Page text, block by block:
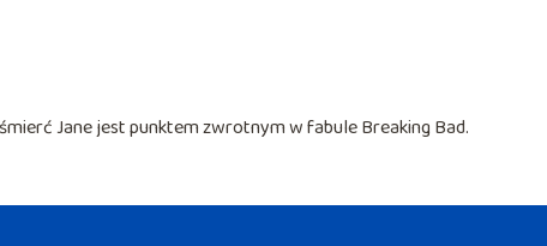
Jane jest punktem zwrotnym w fabule Breaking Bad.